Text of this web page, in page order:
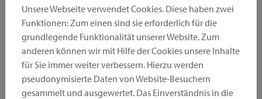
Produktkategorie
Montageposition
Unsere Webseite verwendet Cookies. Diese haben zwei
Funktionen: Zum einen sind sie erforderlich für die
grundlegende Funktionalität unserer Website. Zum
anderen können wir mit Hilfe der Cookies unsere Inhalte
für Sie immer weiter verbessern. Hierzu werden
pseudonymisierte Daten von Website-Besuchern
gesammelt und ausgewertet. Das Einverständnis in die